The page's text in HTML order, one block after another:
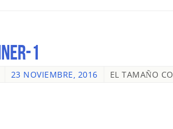
1
23 NOVIEMBRE, 2016 EL TAMAÑO